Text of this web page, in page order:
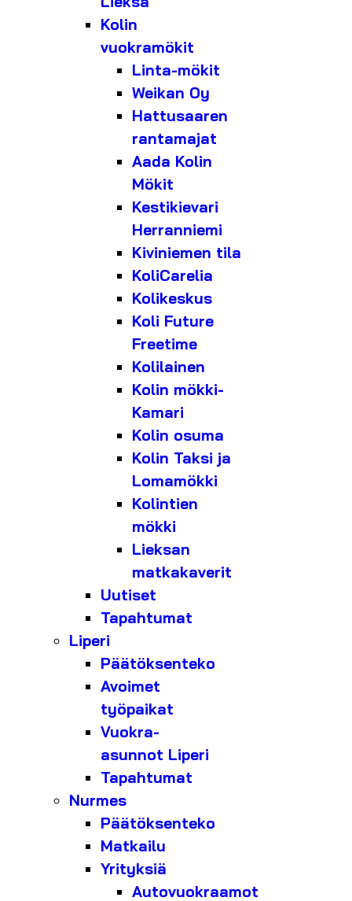
Kolin
vuokramökit
Linta-mökit
Weikan Oy
Hattusaaren
rantamajat
Aada Kolin
Mökit
Kestikievari
Herranniemi
Kiviniemen tila
KoliCarelia
Kolikeskus
Koli Future
Freetime
Kolilainen
Kolin mökki-
Kamari
Kolin osuma
Kolin Taksi ja
Lomamökki
Kolintien
mökki
Lieksan
matkakaverit
Uutiset
Tapahtumat
Liperi
Päätöksenteko
Avoimet
työpaikat
Vuokra-
asunnot Liperi
Tapahtumat
Nurmes
Päätöksenteko
Matkailu
Yrityksiä
Autovuokraamot